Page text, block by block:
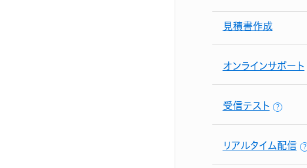
見積書作成
オンラインサポート
受信テスト ？
リアルタイム配信 ？